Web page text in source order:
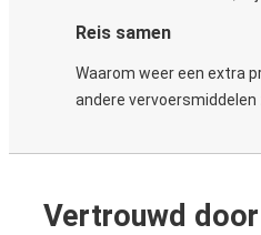
Reis samen
Waarom weer een extra
andere vervoersmiddelen
Vertrouwd